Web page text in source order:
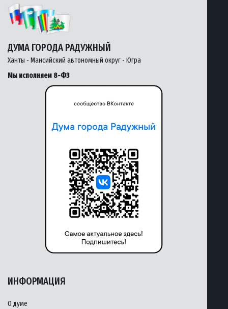
ДУМА ГОРОДА РАДУЖНЫЙ
Ханты - Мансийский автономный округ - Югра
Мы исполняем 8-ФЗ
ИНФОРМАЦИЯ
О думе